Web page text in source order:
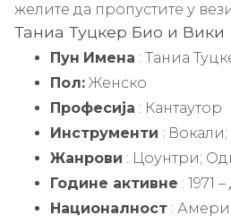
желите да пропустите у
Таниа Туцкер Био и Вики
Пун Имена : Таниа
Пол: Женско
Професија : Кантаутор
Инструменти : Вокали;
Жанрови : Цоунтри;
Године активне : 1971
Националност :